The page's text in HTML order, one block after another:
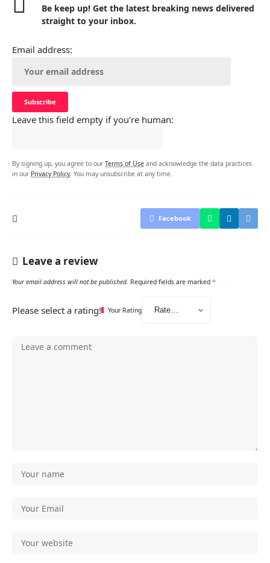
Be keep up! Get the latest breaking news delivered
straight to your inbox.
Email address:
Leave this field empty if you're human:
By signing up, you agree to our Terms of Use and acknowledge the data practices
in our Privacy Policy. You may unsubscribe at any time.
Facebook
Leave a review
Your email address will not be published. Required fields are marked *
Please select a rating! Your Rating